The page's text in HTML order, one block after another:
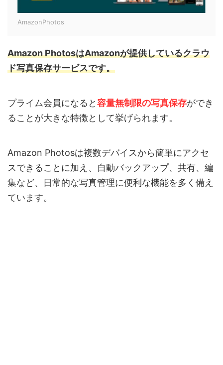
AmazonPhotos
Amazon PhotosはAmazonが提供しているクラウ
ド写真保存サービスです。
プライム会員になると容量無制限の写真保存ができ
ることが大きな特徴として挙げられます。
Amazon Photosは複数デバイスから簡単にアクセ
スできることに加え、自動バックアップ、共有、編
集など、日常的な写真管理に便利な機能を多く備え
ています。